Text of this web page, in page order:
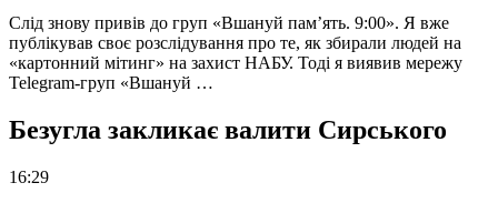
Слід знову привів до груп «Вшануй пам’ять. 9:00». Я вже
публікував своє розслідування про те, як збирали людей на
«картонний мітинг» на захист НАБУ. Тоді я виявив мережу
Telegram-груп «Вшануй …
Безугла закликає валити Сирського
16:29